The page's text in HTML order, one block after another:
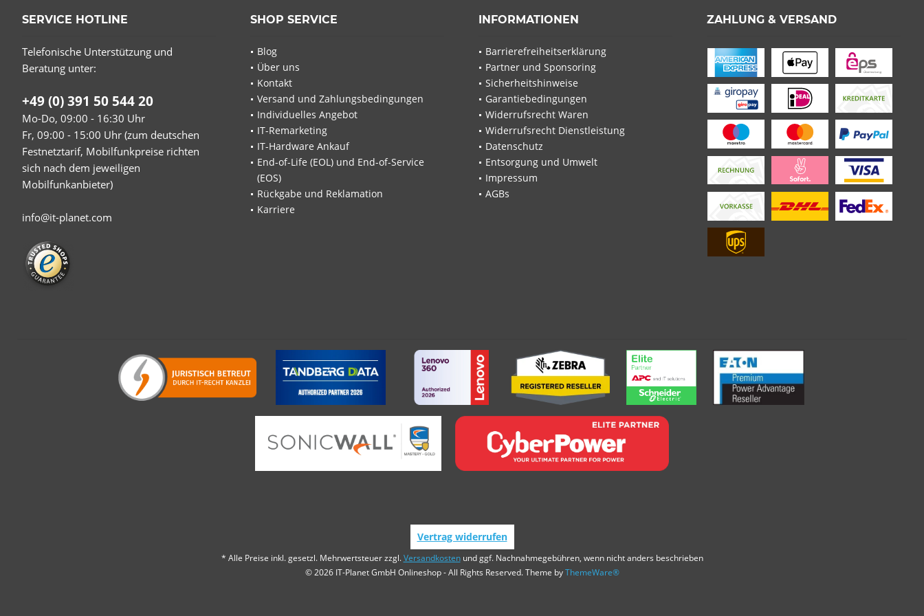
SERVICE HOTLINE
Telefonische Unterstützung und
Beratung unter:
+49 (0) 391 50 544 20
Mo-Do, 09:00 - 16:30 Uhr
Fr, 09:00 - 15:00 Uhr (zum deutschen
Festnetztarif, Mobilfunkpreise richten
sich nach dem jeweiligen
Mobilfunkanbieter)
info@it-planet.com
SHOP SERVICE
Blog
Über uns
Kontakt
Versand und Zahlungsbedingungen
Individuelles Angebot
IT-Remarketing
IT-Hardware Ankauf
End-of-Life (EOL) und End-of-Service
(EOS)
Rückgabe und Reklamation
Karriere
INFORMATIONEN
Barrierefreiheitserklärung
Partner und Sponsoring
Sicherheitshinweise
Garantiebedingungen
Widerrufsrecht Waren
Widerrufsrecht Dienstleistung
Datenschutz
Entsorgung und Umwelt
Impressum
AGBs
ZAHLUNG & VERSAND
Vertrag widerrufen
* Alle Preise inkl. gesetzl. Mehrwertsteuer zzgl.Versandkostenund ggf. Nachnahmegebühren, wenn nicht anders beschrieben
© 2026 IT-Planet GmbH Onlineshop - All Rights Reserved. Theme byThemeWare®